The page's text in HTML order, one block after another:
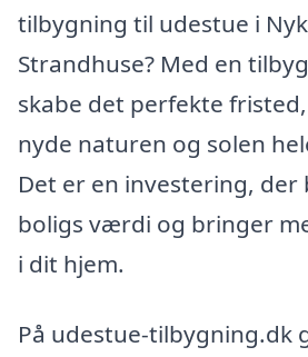
tilbygning til udestue i
Strandhuse? Med en
skabe det perfekte
nyde naturen og solen
Det er en investering, der
boligs værdi og bringer
i dit hjem.
På udestue-tilbygning.dk